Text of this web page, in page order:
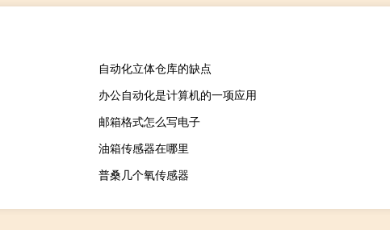
自动化立体仓库的缺点
办公自动化是计算机的一项应用
邮箱格式怎么写电子
油箱传感器在哪里
普桑几个氧传感器